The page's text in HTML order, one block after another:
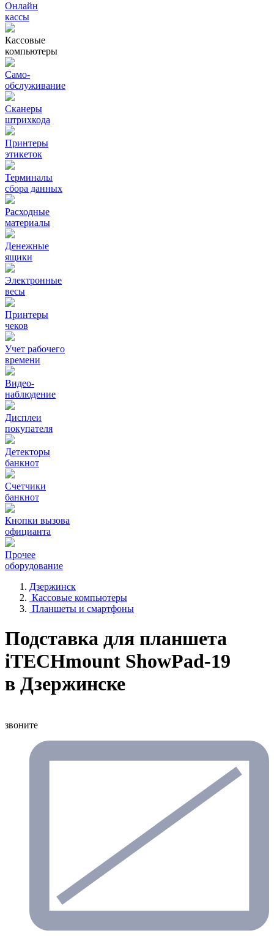
Онлайн
кассы
Кассовые
компьютеры
Само-
обслуживание
Сканеры
штрихкода
Принтеры
этикеток
Терминалы
сбора данных
Расходные
материалы
Денежные
ящики
Электронные
весы
Принтеры
чеков
Учет рабочего
времени
Видео‑
наблюдение
Дисплеи
покупателя
Детекторы
банкнот
Счетчики
банкнот
Кнопки вызова
официанта
Прочее
оборудование
Дзержинск
Кассовые компьютеры
Планшеты и смартфоны
Подставка для планшета
iTECHmount ShowPad-19
в Дзержинске
звоните